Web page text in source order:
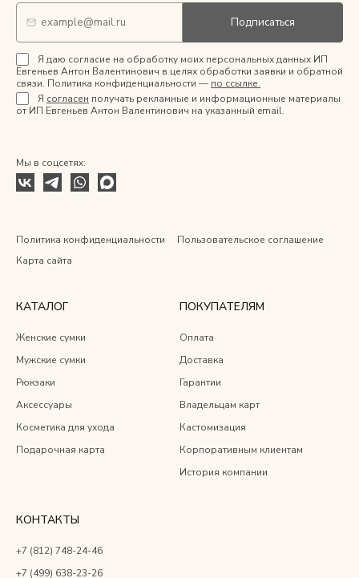
Подписаться
Я даю согласие на обработку моих персональных данных ИП
Евгеньев Антон Валентинович в целях обработки заявки и обратной
связи. Политика конфиденциальности — по ссылке.
Я согласен получать рекламные и информационные материалы
от ИП Евгеньев Антон Валентинович на указанный email.
Мы в соцсетях:
Политика конфиденциальности
Пользовательское соглашение
Карта сайта
КАТАЛОГ
Женские сумки
Мужские сумки
Рюкзаки
Аксессуары
Косметика для ухода
Подарочная карта
ПОКУПАТЕЛЯМ
Оплата
Доставка
Гарантии
Владельцам карт
Кастомизация
Корпоративным клиентам
История компании
КОНТАКТЫ
+7 (812) 748-24-46
+7 (499) 638-23-26